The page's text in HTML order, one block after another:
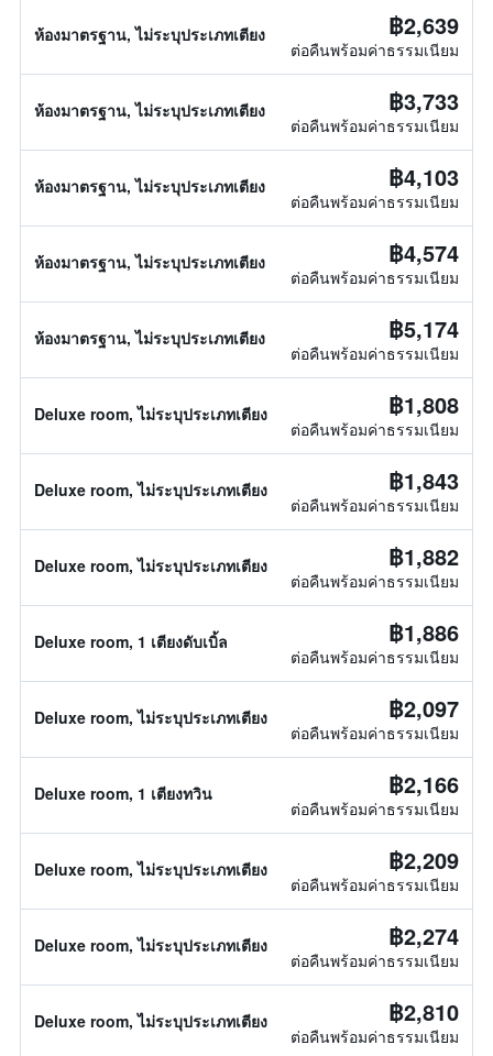
ห้องมาตรฐาน, ไม่ระบุประเภทเตียง ฿2,639
ต่อคืนพร้อมค่าธรรมเนียม
ห้องมาตรฐาน, ไม่ระบุประเภทเตียง ฿3,733
ต่อคืนพร้อมค่าธรรมเนียม
ห้องมาตรฐาน, ไม่ระบุประเภทเตียง ฿4,103
ต่อคืนพร้อมค่าธรรมเนียม
ห้องมาตรฐาน, ไม่ระบุประเภทเตียง ฿4,574
ต่อคืนพร้อมค่าธรรมเนียม
ห้องมาตรฐาน, ไม่ระบุประเภทเตียง ฿5,174
ต่อคืนพร้อมค่าธรรมเนียม
Deluxe room, ไม่ระบุประเภทเตียง ฿1,808
ต่อคืนพร้อมค่าธรรมเนียม
Deluxe room, ไม่ระบุประเภทเตียง ฿1,843
ต่อคืนพร้อมค่าธรรมเนียม
Deluxe room, ไม่ระบุประเภทเตียง ฿1,882
ต่อคืนพร้อมค่าธรรมเนียม
Deluxe room, 1 เตียงดับเบิ้ล ฿1,886
ต่อคืนพร้อมค่าธรรมเนียม
Deluxe room, ไม่ระบุประเภทเตียง ฿2,097
ต่อคืนพร้อมค่าธรรมเนียม
Deluxe room, 1 เตียงทวิน ฿2,166
ต่อคืนพร้อมค่าธรรมเนียม
Deluxe room, ไม่ระบุประเภทเตียง ฿2,209
ต่อคืนพร้อมค่าธรรมเนียม
Deluxe room, ไม่ระบุประเภทเตียง ฿2,274
ต่อคืนพร้อมค่าธรรมเนียม
Deluxe room, ไม่ระบุประเภทเตียง ฿2,810
ต่อคืนพร้อมค่าธรรมเนียม